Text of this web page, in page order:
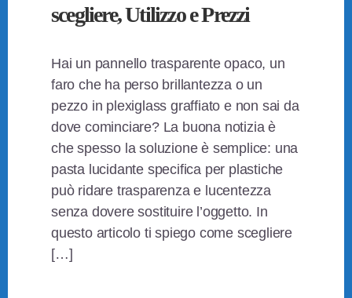
scegliere, Utilizzo e Prezzi
Hai un pannello trasparente opaco, un
faro che ha perso brillantezza o un
pezzo in plexiglass graffiato e non sai da
dove cominciare? La buona notizia è
che spesso la soluzione è semplice: una
pasta lucidante specifica per plastiche
può ridare trasparenza e lucentezza
senza dovere sostituire l’oggetto. In
questo articolo ti spiego come scegliere
[…]